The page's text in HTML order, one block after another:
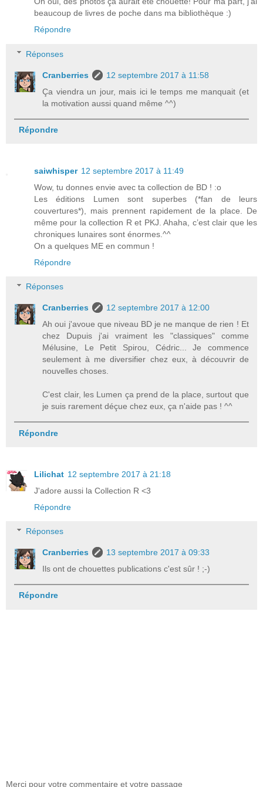
beaucoup de livres de poche dans ma bibliothèque :)
Répondre
Réponses
Cranberries
12 septembre 2017 à 11:58
Ça viendra un jour, mais ici le temps me manquait (et
la motivation aussi quand même ^^)
Répondre
saiwhisper 12 septembre 2017 à 11:49
Wow, tu donnes envie avec ta collection de BD ! :o
Les éditions Lumen sont superbes (*fan de leurs
couvertures*), mais prennent rapidement de la place. De
même pour la collection R et PKJ. Ahaha, c’est clair que les
chroniques lunaires sont énormes.^^
On a quelques ME en commun !
Répondre
Réponses
Cranberries
12 septembre 2017 à 12:00
Ah oui j'avoue que niveau BD je ne manque de rien ! Et
chez Dupuis j'ai vraiment les "classiques" comme
Mélusine, Le Petit Spirou, Cédric... Je commence
seulement à me diversifier chez eux, à découvrir de
nouvelles choses.
C'est clair, les Lumen ça prend de la place, surtout que
je suis rarement déçue chez eux, ça n'aide pas ! ^^
Répondre
Lilichat 12 septembre 2017 à 21:18
J'adore aussi la Collection R <3
Répondre
Réponses
Cranberries
13 septembre 2017 à 09:33
Ils ont de chouettes publications c'est sûr ! ;-)
Répondre
Merci pour votre commentaire et votre passage